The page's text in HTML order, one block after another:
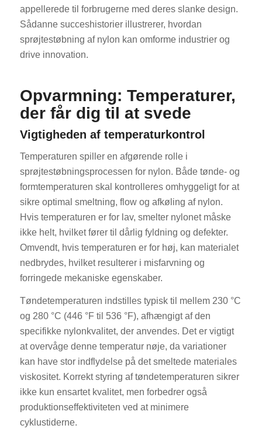
appellerede til forbrugerne med deres slanke design.
Sådanne succeshistorier illustrerer, hvordan
sprøjtestøbning af nylon kan omforme industrier og
drive innovation.
Opvarmning: Temperaturer,
der får dig til at svede
Vigtigheden af temperaturkontrol
Temperaturen spiller en afgørende rolle i
sprøjtestøbningsprocessen for nylon. Både tønde- og
formtemperaturen skal kontrolleres omhyggeligt for at
sikre optimal smeltning, flow og afkøling af nylon.
Hvis temperaturen er for lav, smelter nylonet måske
ikke helt, hvilket fører til dårlig fyldning og defekter.
Omvendt, hvis temperaturen er for høj, kan materialet
nedbrydes, hvilket resulterer i misfarvning og
forringede mekaniske egenskaber.
Tøndetemperaturen indstilles typisk til mellem 230 °C
og 280 °C (446 °F til 536 °F), afhængigt af den
specifikke nylonkvalitet, der anvendes. Det er vigtigt
at overvåge denne temperatur nøje, da variationer
kan have stor indflydelse på det smeltede materiales
viskositet. Korrekt styring af tøndetemperaturen sikrer
ikke kun ensartet kvalitet, men forbedrer også
produktionseffektiviteten ved at minimere
cyklustiderne.